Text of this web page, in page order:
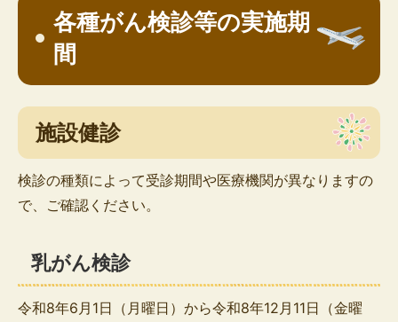
各種がん検診等の実施期
間
施設健診
検診の種類によって受診期間や医療機関が異なりますの
で、ご確認ください。
乳がん検診
令和8年6月1日（月曜日）から令和8年12月11日（金曜